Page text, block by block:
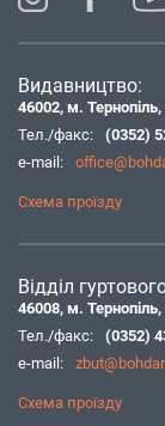
Видавництво:
46002, м.
Тел./факс:
(0352)
e-mail:
Схема проїзду
Відділ
46008, м.
Тел./факс:
(0352)
e-mail:
Схема проїзду